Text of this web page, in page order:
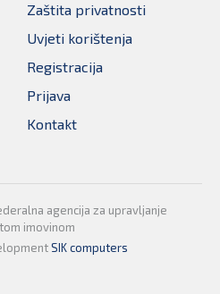
Zaštita privatnosti
Uvjeti korištenja
Registracija
Prijava
Kontakt
agencija za upravljanje
imovinom
SIK computers